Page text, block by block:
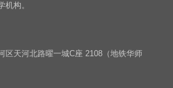
机构。
区天河北路曜一城C座 2108（地铁华师